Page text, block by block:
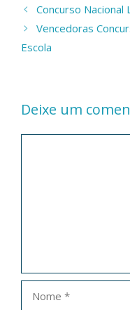
Concurso Nacional
Vencedoras
Escola
Deixe um